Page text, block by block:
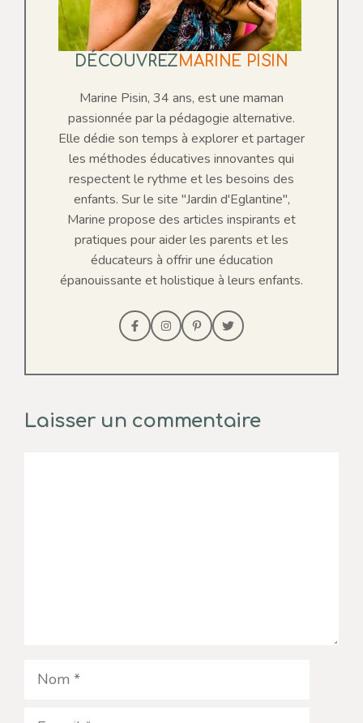
DÉCOUVREZMARINE PISIN
Marine Pisin, 34 ans, est une maman
passionnée par la pédagogie alternative.
Elle dédie son temps à explorer et partager
les méthodes éducatives innovantes qui
respectent le rythme et les besoins des
enfants. Sur le site "Jardin d'Eglantine",
Marine propose des articles inspirants et
pratiques pour aider les parents et les
éducateurs à offrir une éducation
épanouissante et holistique à leurs enfants.
Laisser un commentaire
Nom
E-